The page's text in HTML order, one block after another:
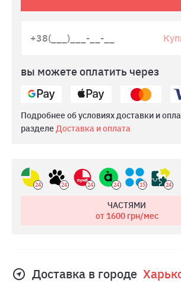
вы можете оплатить через
Подробнее об условиях доставки и
разделеДоставка и оплата
24 24 24 24 15 24
ЧАСТЯМИ
от 1600грн/мес
Доставка в городе